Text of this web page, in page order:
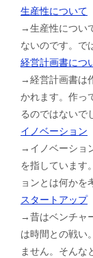
生産性について
→生産性につい
ないのです。で
経営計画書につ
→経営計画書は
かれます。作っ
るのではないで
イノベーション
→イノベーショ
を指しています
ョンとは何かを
スタートアップ
→昔はベンチャ
は時間との戦い
ません。そんな